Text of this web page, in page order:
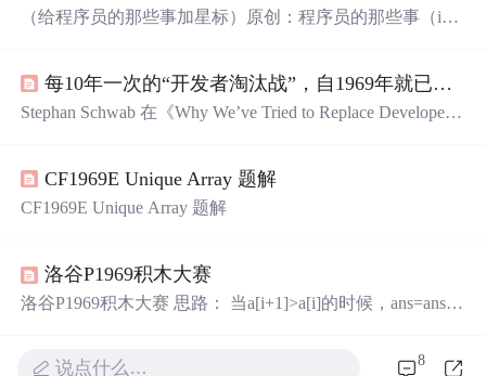
CSDNnews） 以下为译文： 2018年12月，我的母亲玛丽安
（给程序员的那些事加星标）原创：程序员的那些事（i
每10年一次的“开发者淘汰战”，自1969年就已开局！
Stephan Schwab 在《Why We’ve Tried to Replace Developers
COBOL、CASE 工具、Visual Basic，再到今天的 AI 编程
助手，他深度分析了为什么试图“替代开发者”的梦想总是
解，而真正的核心，是人的思考。
CF1969E Unique Array 题解
CF1969E Unique Array 题解
洛谷P1969积木大赛
洛谷P1969积木大赛 思路： 当a[i+1]>a[i]的时候，ans=ans+
> #define ll long long #define cl(x,y) memset(x,y,sizeof...
说点什么… 8